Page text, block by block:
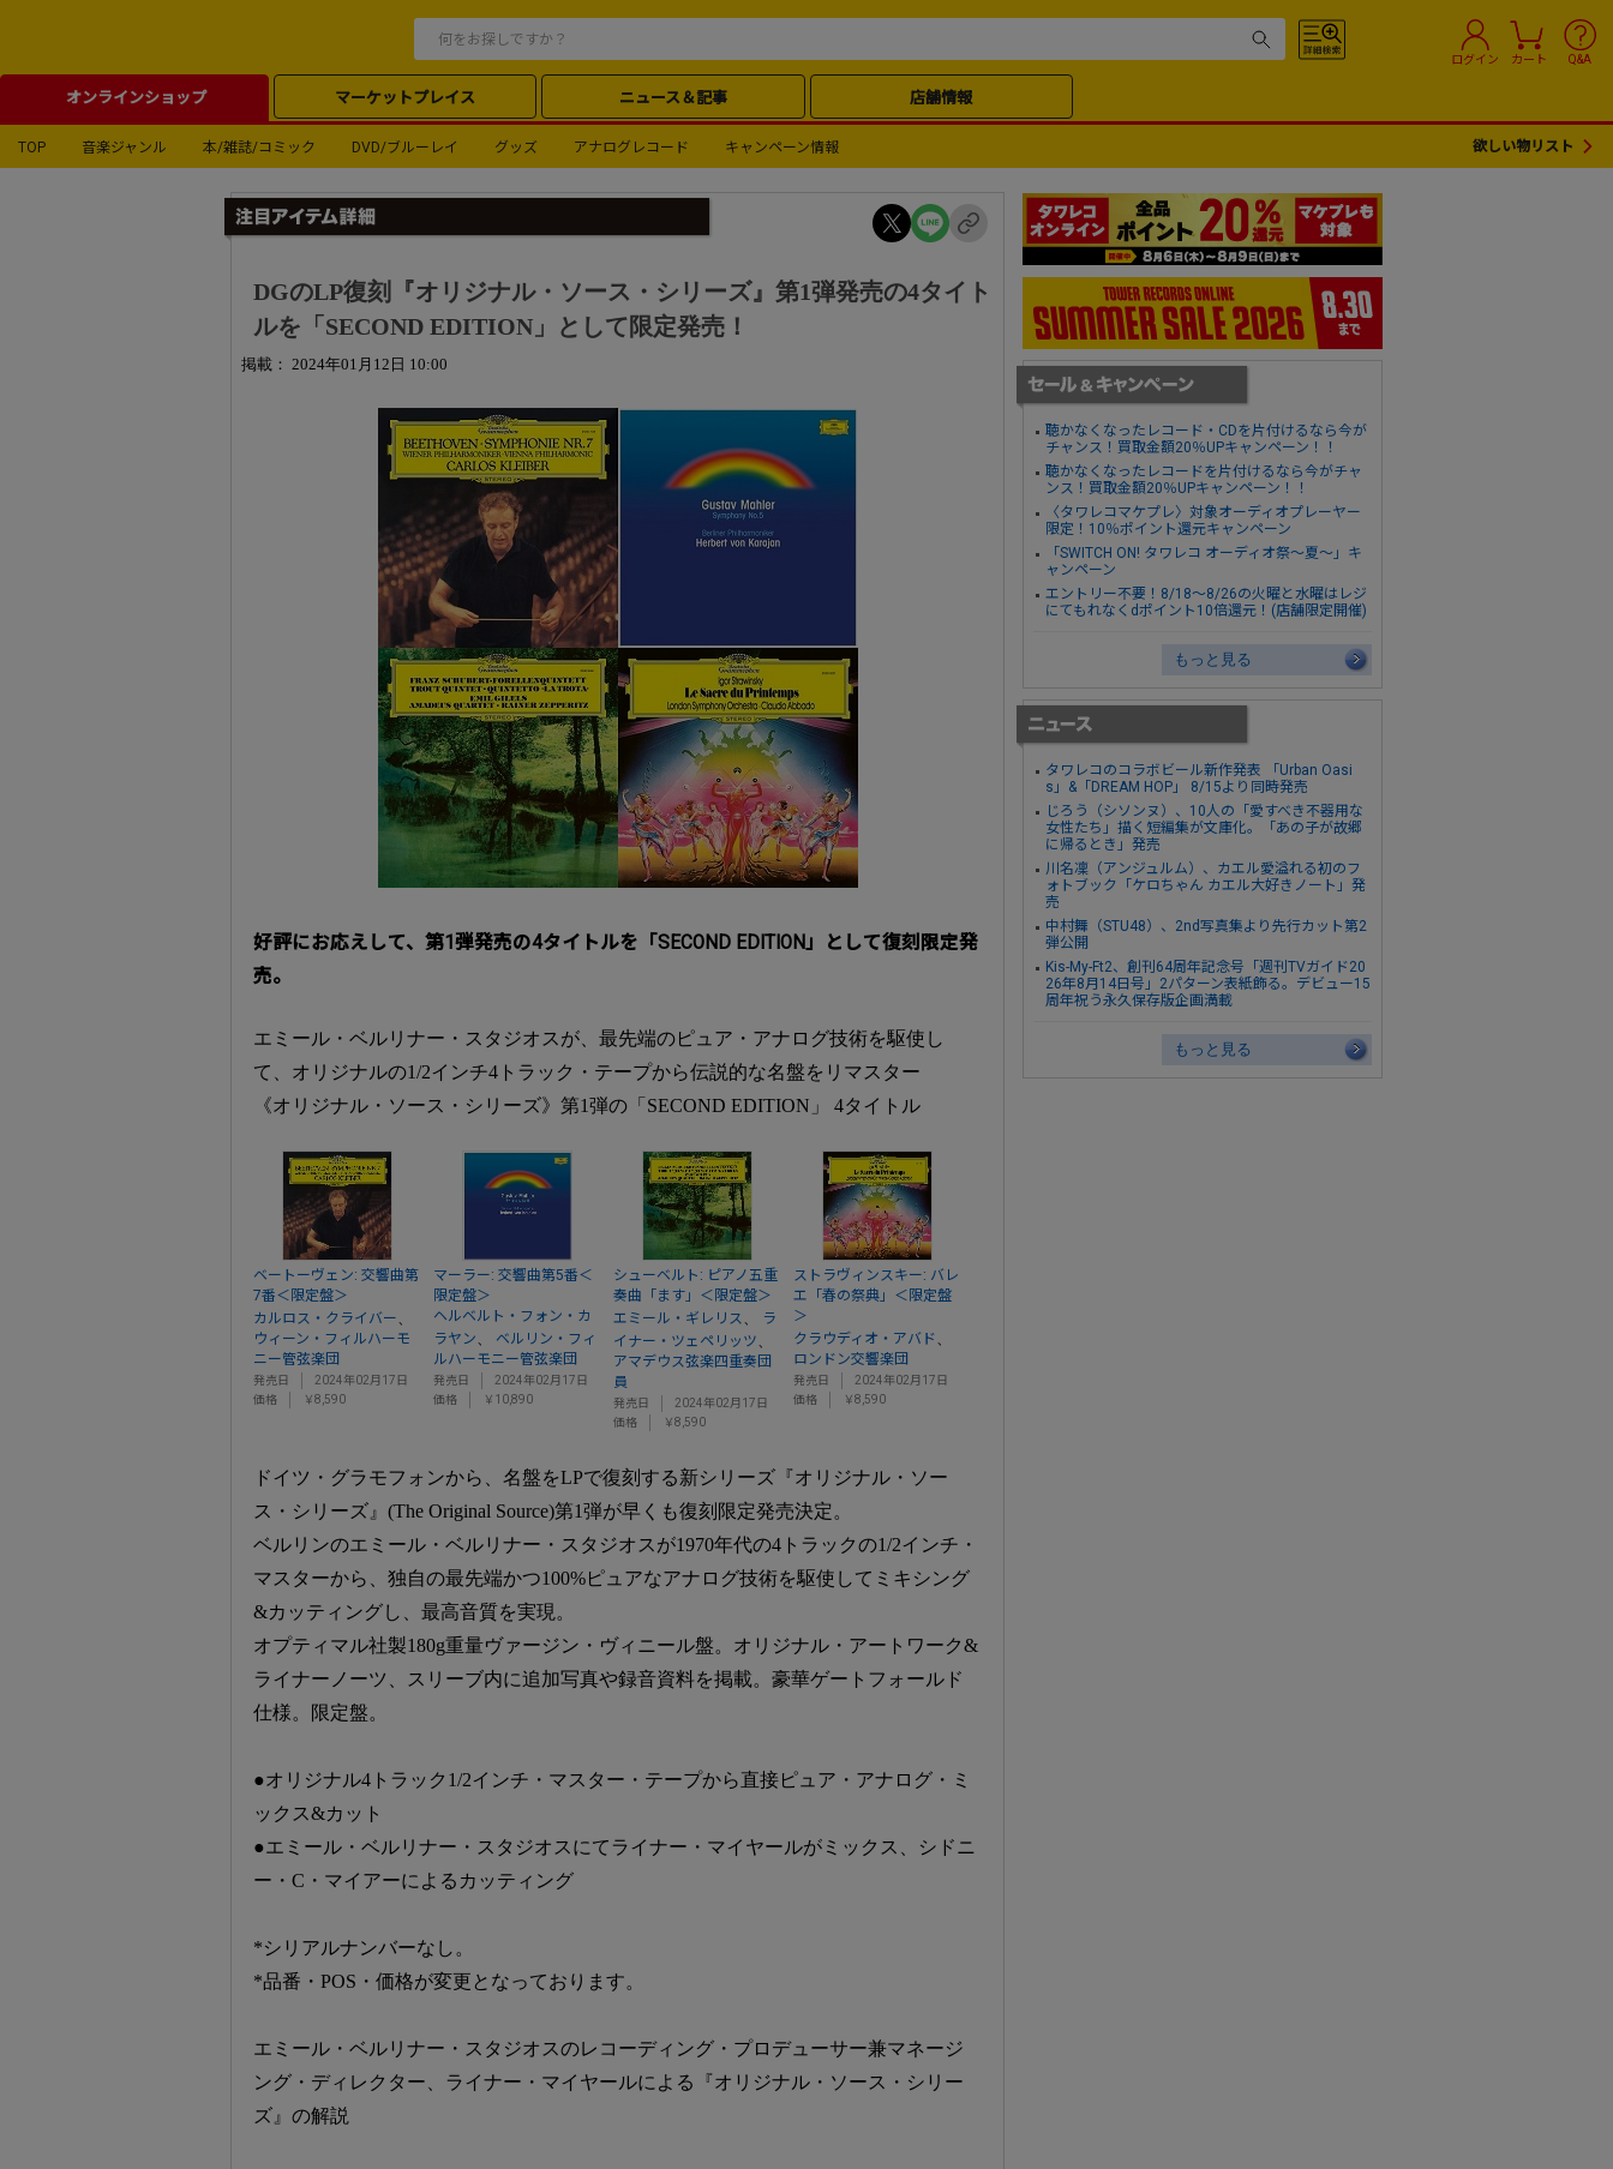
ログイン カート Q&A
オンラインショップ マーケットプレイス ニュース＆記事 店舗情報
TOP 音楽ジャンル 本/雑誌/コミック DVD/ブルーレイ グッズ アナログレコード キャンペーン情報 欲しい物リスト
DGのLP復刻『オリジナル・ソース・シリーズ』第1弾発売の4タイト
ルを「SECOND EDITION」として限定発売！
掲載： 2024年01月12日 10:00
好評にお応えして、第1弾発売の4タイトルを「SECOND EDITION」として復刻限定発
売。
エミール・ベルリナー・スタジオスが、最先端のピュア・アナログ技術を駆使し
て、オリジナルの1/2インチ4トラック・テープから伝説的な名盤をリマスター
《オリジナル・ソース・シリーズ》第1弾の「SECOND EDITION」 4タイトル
ベートーヴェン: 交響曲第
7番＜限定盤＞
カルロス・クライバー、
ウィーン・フィルハーモ
ニー管弦楽団
発売日
2024年02月17日
価格
￥8,590
マーラー: 交響曲第5番＜
限定盤＞
ヘルベルト・フォン・カ
ラヤン、
ベルリン・フィ
ルハーモニー管弦楽団
発売日
2024年02月17日
価格
￥10,890
シューベルト: ピアノ五重
奏曲「ます」＜限定盤＞
エミール・ギレリス、
ラ
イナー・ツェペリッツ、
アマデウス弦楽四重奏団
員
発売日
2024年02月17日
価格
￥8,590
ストラヴィンスキー: バレ
エ「春の祭典」＜限定盤
＞
クラウディオ・アバド、
ロンドン交響楽団
発売日
2024年02月17日
価格
￥8,590
ドイツ・グラモフォンから、名盤をLPで復刻する新シリーズ『オリジナル・ソー
ス・シリーズ』(The Original Source)第1弾が早くも復刻限定発売決定。
ベルリンのエミール・ベルリナー・スタジオスが1970年代の4トラックの1/2インチ・
マスターから、独自の最先端かつ100%ピュアなアナログ技術を駆使してミキシング
&カッティングし、最高音質を実現。
オプティマル社製180g重量ヴァージン・ヴィニール盤。オリジナル・アートワーク&
ライナーノーツ、スリーブ内に追加写真や録音資料を掲載。豪華ゲートフォールド
仕様。限定盤。
●オリジナル4トラック1/2インチ・マスター・テープから直接ピュア・アナログ・ミ
ックス&カット
●エミール・ベルリナー・スタジオスにてライナー・マイヤールがミックス、シドニ
ー・C・マイアーによるカッティング
*シリアルナンバーなし。
*品番・POS・価格が変更となっております。
エミール・ベルリナー・スタジオスのレコーディング・プロデューサー兼マネージ
ング・ディレクター、ライナー・マイヤールによる『オリジナル・ソース・シリー
ズ』の解説
聴かなくなったレコード・CDを片付けるなら今が
チャンス！買取金額20％UPキャンペーン！！
聴かなくなったレコードを片付けるなら今がチャ
ンス！買取金額20％UPキャンペーン！！
〈タワレコマケプレ〉対象オーディオプレーヤー
限定！10％ポイント還元キャンペーン
「SWITCH ON! タワレコ オーディオ祭～夏～」キ
ャンペーン
エントリー不要！8/18～8/26の火曜と水曜はレジ
にてもれなくdポイント10倍還元！(店舗限定開催)
もっと見る
タワレコのコラボビール新作発表 「Urban Oasi
s」&「DREAM HOP」 8/15より同時発売
じろう（シソンヌ）、10人の「愛すべき不器用な
女性たち」描く短編集が文庫化。「あの子が故郷
に帰るとき」発売
川名凜（アンジュルム）、カエル愛溢れる初のフ
ォトブック「ケロちゃん カエル大好きノート」発
売
中村舞（STU48）、2nd写真集より先行カット第2
弾公開
Kis-My-Ft2、創刊64周年記念号「週刊TVガイド20
26年8月14日号」2パターン表紙飾る。デビュー15
周年祝う永久保存版企画満載
もっと見る